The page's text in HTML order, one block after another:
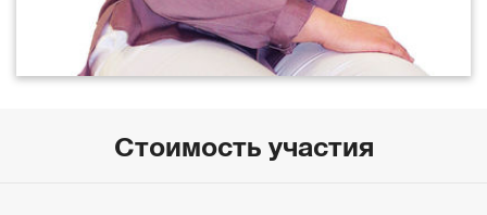
Стоимость участия